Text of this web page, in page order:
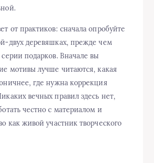
от практиков: сначала опробуйте
двух деревяшках, прежде чем
подарков. Вначале вы
мотивы лучше читаются, какая
где нужна коррекция
вечных правил здесь нет,
честно с материалом и
как живой участник творческого